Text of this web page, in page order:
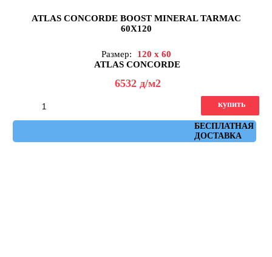
ATLAS CONCORDE BOOST MINERAL TARMAC
60X120
Размер:
120 x 60
ATLAS CONCORDE
6532 д/м2
БЕСПЛАТНАЯ
ДОСТАВКА
купить